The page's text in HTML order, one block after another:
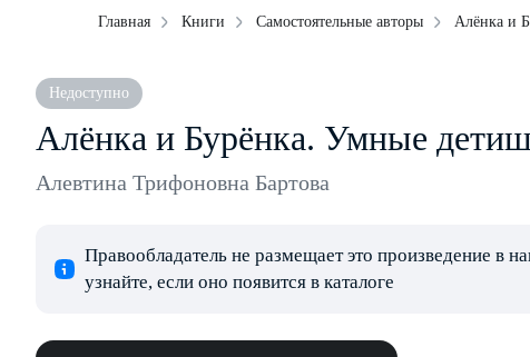
Главная Книги Самостоятельные авторы Алёнка и
Недоступно
Алёнка и Бурёнка. Умные
Алевтина Трифоновна Бартова
Правообладатель не размещает это произведение в
узнайте, если оно появится в каталоге